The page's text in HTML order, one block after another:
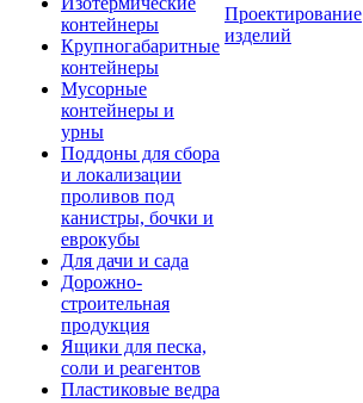
контейнеры
Крупногабаритные
контейнеры
Мусорные
контейнеры и
урны
Поддоны для сбора
и локализации
проливов под
канистры, бочки и
еврокубы
Для дачи и сада
Дорожно-
строительная
продукция
Ящики для песка,
соли и реагентов
Пластиковые ведра
Проектирование
изделий